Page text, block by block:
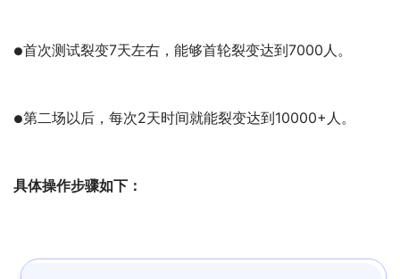
●首次测试裂变7天左右，能够首轮裂变达到7000人。
●第二场以后，每次2天时间就能裂变达到10000+人。
具体操作步骤如下：